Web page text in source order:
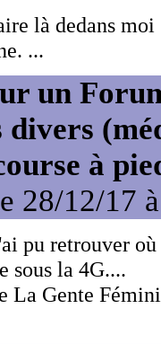
là dedans moi
...
un
divers
à
28/12/17
pu retrouver
sous la 4G....
La Gente